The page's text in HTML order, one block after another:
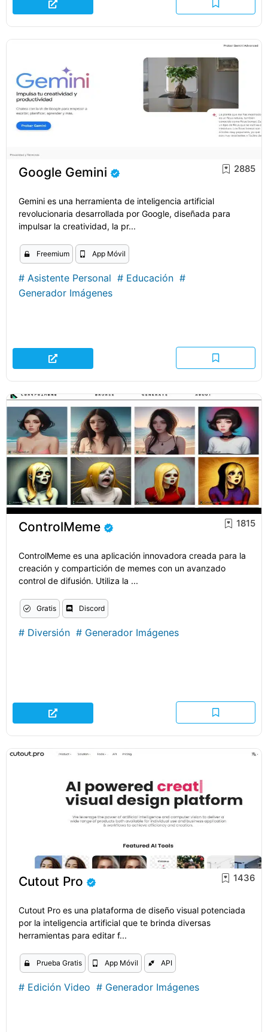
Google Gemini 2885
Gemini es una herramienta de inteligencia artificial
revolucionaria desarrollada por Google, diseñada para
impulsar la creatividad, la pr...
Freemium App Móvil
# Asistente Personal # Educación #
Generador Imágenes
ControlMeme 1815
ControlMeme es una aplicación innovadora creada para la
creación y compartición de memes con un avanzado
control de difusión. Utiliza la ...
Gratis Discord
# Diversión # Generador Imágenes
Cutout Pro 1436
Cutout Pro es una plataforma de diseño visual potenciada
por la inteligencia artificial que te brinda diversas
herramientas para editar f...
Prueba Gratis App Móvil API
# Edición Video # Generador Imágenes